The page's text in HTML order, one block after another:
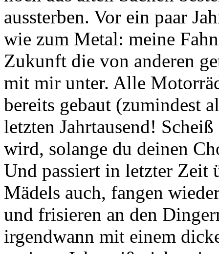
aussterben. Vor ein paar
wie zum Metal: meine
Zukunft die von anderen
mit mir unter. Alle
bereits gebaut (zumindest
letzten Jahrtausend!
wird, solange du deinen
Und passiert in letzter Zeit
Mädels auch, fangen
und frisieren an den
irgendwann mit einem